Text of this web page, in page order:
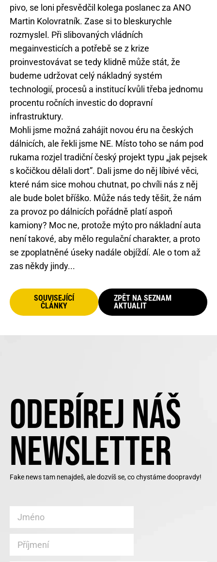
pivo, se loni přesvědčil kolega poslanec za ANO
Martin Kolovratník. Zase si to bleskurychle
rozmyslel. Při slibovaných vládních
megainvesticích a potřebě se z krize
proinvestovávat se tedy klidně může stát, že
budeme udržovat celý nákladný systém
technologií, procesů a institucí kvůli třeba jednomu
procentu ročních investic do dopravní
infrastruktury.
Mohli jsme možná zahájit novou éru na českých
dálnicích, ale řekli jsme NE. Místo toho se nám pod
rukama rozjel tradiční český projekt typu „jak pejsek
s kočičkou dělali dort”. Dali jsme do něj líbivé věci,
které nám sice mohou chutnat, po chvíli nás z něj
ale bude bolet bříško. Může nás tedy těšit, že nám
za provoz po dálnicích pořádně platí aspoň
kamiony? Moc ne, protože mýto pro nákladní auta
není takové, aby mělo regulační charakter, a proto
se zpoplatněné úseky nadále objíždí. Ale o tom až
zas někdy jindy...
SOUVISEJÍCÍ
ČLÁNKY
ZPĚT NA SEZNAM
AKTUALIT
ODEBÍREJ NÁŠ
NEWSLETTER
Fake news tam nenajdeš, ale dozvíš se, co chystáme doopravdy!